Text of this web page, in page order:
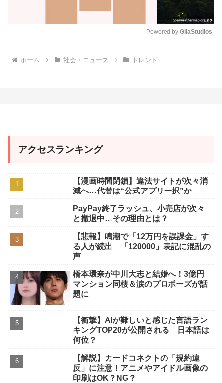
Powered by GliaStudios
ホーム 社会・ニュース トレンド
アクセスランキング
【漫画時間閉鎖】違法サイトが次々消
滅へ…代替は“公式アプリ一択”か
PayPay終了ラッシュ、小売店が次々
と撤退中…その理由とは？
【悲報】鳴潮で「12万円を誤課金」す
る人が続出 「120000」表記に混乱の
声
橋本環奈が中川大志と結婚へ！3億円
マンション同棲＆涙のプロポーズが話
題に
【衝撃】AIが難しいと感じた言語ラン
キングTOP20が公開される 日本語は
何位？
【解説】カードコネクトの「規約違
反」に注意！アニメやアイドル画像の
印刷はOK？NG？